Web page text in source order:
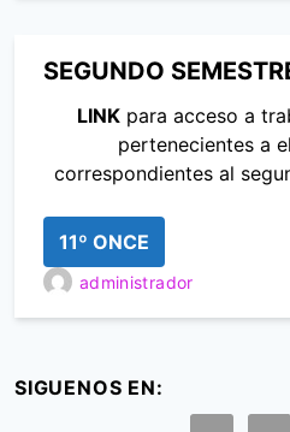
SEGUNDO
LINKpara acceso a
pertenecientes a
correspondientes al
11º ONCE
administrador
SIGUENOS EN: